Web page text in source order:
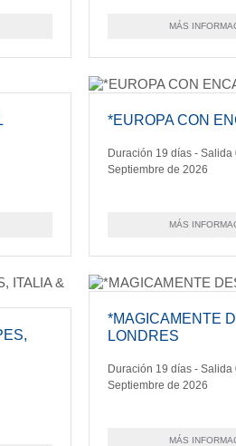
MÁS
*EUROPA CON
Duración 19 días - Salida
Septiembre de 2026
MÁS
*MAGICAMENTE
LONDRES
Duración 19 días - Salida
Septiembre de 2026
MÁS